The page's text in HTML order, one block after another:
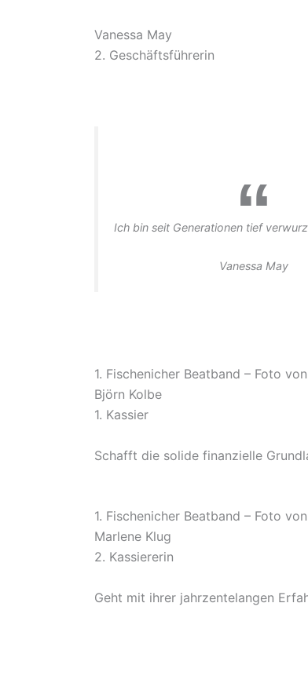
Vanessa May
2. Geschäftsführerin
Ich bin seit Generationen tief
Vanessa May
1. Fischenicher Beatband – Foto
Björn Kolbe
1. Kassier
Schafft die solide finanzielle
1. Fischenicher Beatband – Foto
Marlene Klug
2. Kassiererin
Geht mit ihrer jahrzentelangen